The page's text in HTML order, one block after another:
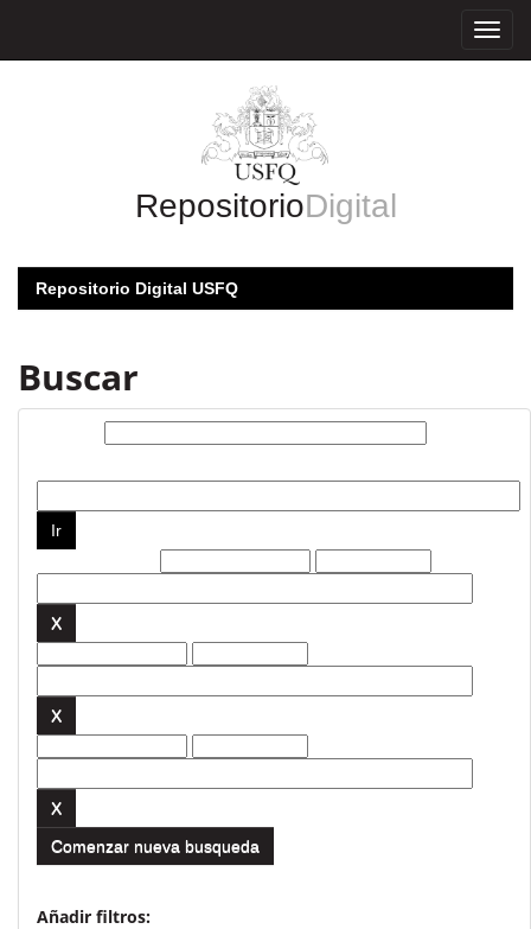
RepositorioDigital
Repositorio Digital USFQ
Buscar
Comenzar nueva busqueda
Añadir filtros: